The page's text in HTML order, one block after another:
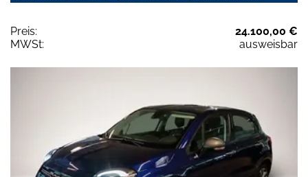
Preis:
24.100,00 €
MWSt:
ausweisbar